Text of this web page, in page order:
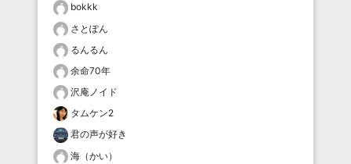
bokkk
さとぽん
るんるん
余命70年
沢庵ノイド
タムケン2
君の声が好き
海（かい）